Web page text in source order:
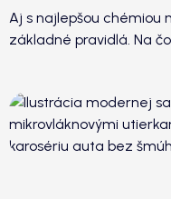
Aj s najlepšou chémiou
základné pravidlá. Na